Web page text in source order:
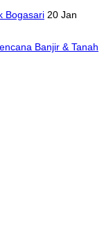
Bogasari 20 Jan
Banjir & Tanah